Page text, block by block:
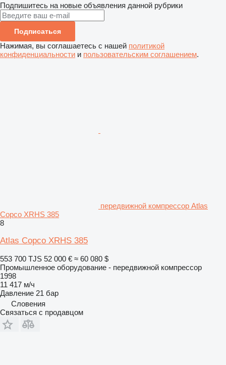
Подпишитесь на новые объявления данной рубрики
Подписаться
Нажимая, вы соглашаетесь с нашей политикой
конфиденциальности и пользовательским соглашением.
передвижной компрессор Atlas
Copco XRHS 385
8
Atlas Copco XRHS 385
553 700 TJS 52 000 € ≈ 60 080 $
Промышленное оборудование - передвижной компрессор
1998
11 417 м/ч
Давление 21 бар
Словения
Связаться с продавцом